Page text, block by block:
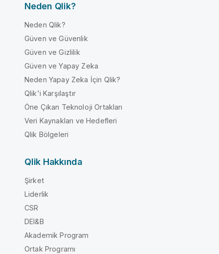
Neden Qlik?
Neden Qlik?
Güven ve Güvenlik
Güven ve Gizlilik
Güven ve Yapay Zeka
Neden Yapay Zeka İçin Qlik?
Qlik'i Karşılaştır
Öne Çıkan Teknoloji Ortakları
Veri Kaynakları ve Hedefleri
Qlik Bölgeleri
Qlik Hakkında
Şirket
Liderlik
CSR
DEI&B
Akademik Program
Ortak Programı